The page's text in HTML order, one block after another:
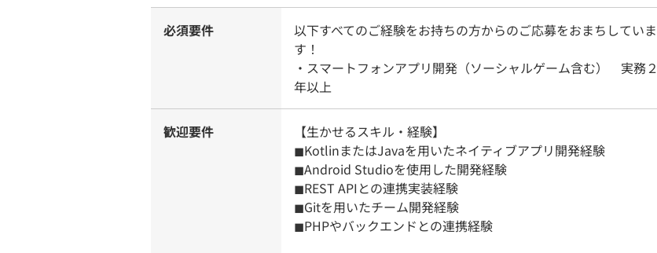
必須要件
以下すべてのご経験をお持ちの方からのご応募をおまちしていま
す！
・スマートフォンアプリ開発（ソーシャルゲーム含む） 実務２
年以上
歓迎要件
【生かせるスキル・経験】
◼︎KotlinまたはJavaを用いたネイティブアプリ開発経験
◼︎Android Studioを使用した開発経験
◼︎REST APIとの連携実装経験
◼︎Gitを用いたチーム開発経験
◼︎PHPやバックエンドとの連携経験